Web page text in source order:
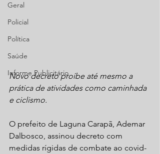
Geral
Policial
Política
Saúde
Informe Publicitário
Novo decreto proíbe até mesmo a
prática de atividades como caminhada
e ciclismo.
O prefeito de Laguna Carapã, Ademar
Dalbosco, assinou decreto com
medidas rígidas de combate ao covid-